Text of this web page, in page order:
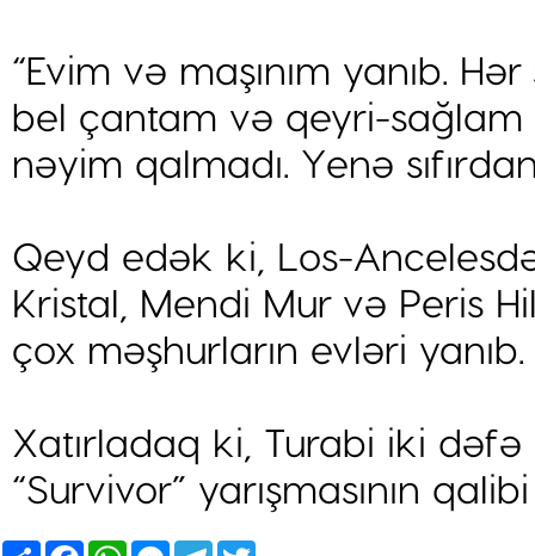
“Evim və maşınım yanıb.
bel çantam və qeyri-
nəyim qalmadı. Yenə
Qeyd edək ki, Los-
Kristal, Mendi Mur və Peris
çox məşhurların ​​evləri yanıb.
Xatırladaq ki, Turabi iki
“Survivor” yarışmasının
ShareFacebookWhatsApp
Messenger
Telegram